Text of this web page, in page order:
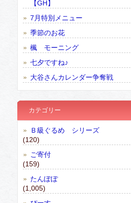
【GH】
7月特別メニュー
季節のお花
楓 モーニング
七夕ですね♪
大谷さんカレンダー争奪戦
カテゴリー
Ｂ級ぐるめ シリーズ
(120)
ご寄付
(159)
たんぽぽ
(1,005)